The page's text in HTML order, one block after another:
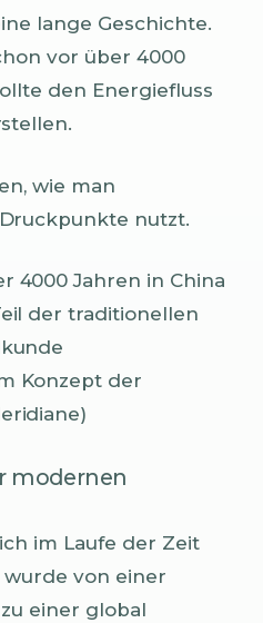
lange Geschichte.
vor über 4000
den Energiefluss
wie man
nutzt.
4000 Jahren in China
der traditionellen
Konzept der
modernen
im Laufe der Zeit
von einer
einer global